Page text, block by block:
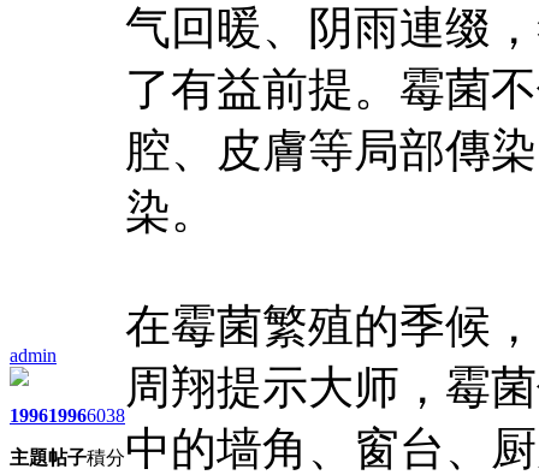
admin
1996
主題
1996
帖子
6038
積分
气回暖、阴雨連缀
了有益前提。霉菌
腔、皮膚等局部傳
染。
在霉菌繁殖的季候
周翔提示大师，霉
中的墙角、窗台、